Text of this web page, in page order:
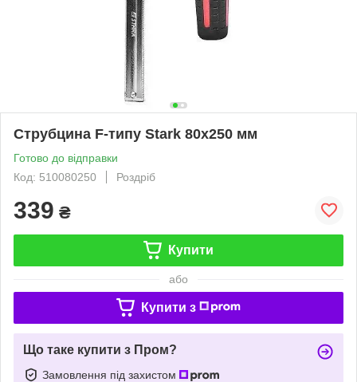
Струбцина F-типу Stark 80x250 мм
Готово до відправки
Код: 510080250
Роздріб
339 ₴
Купити
або
Купити з
Що таке купити з Пром?
Замовлення під захистом